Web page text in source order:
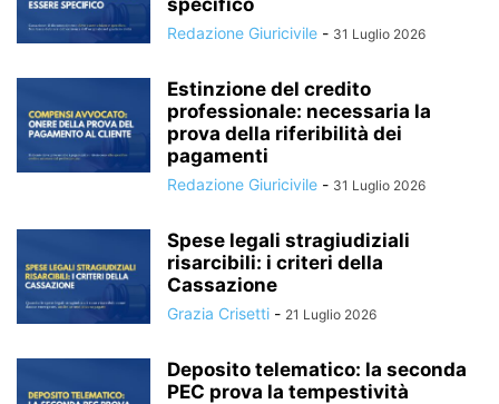
specifico
Redazione Giuricivile - 31 Luglio 2026
Estinzione del credito
professionale: necessaria la
prova della riferibilità dei
pagamenti
Redazione Giuricivile - 31 Luglio 2026
Spese legali stragiudiziali
risarcibili: i criteri della
Cassazione
Grazia Crisetti - 21 Luglio 2026
Deposito telematico: la seconda
PEC prova la tempestività